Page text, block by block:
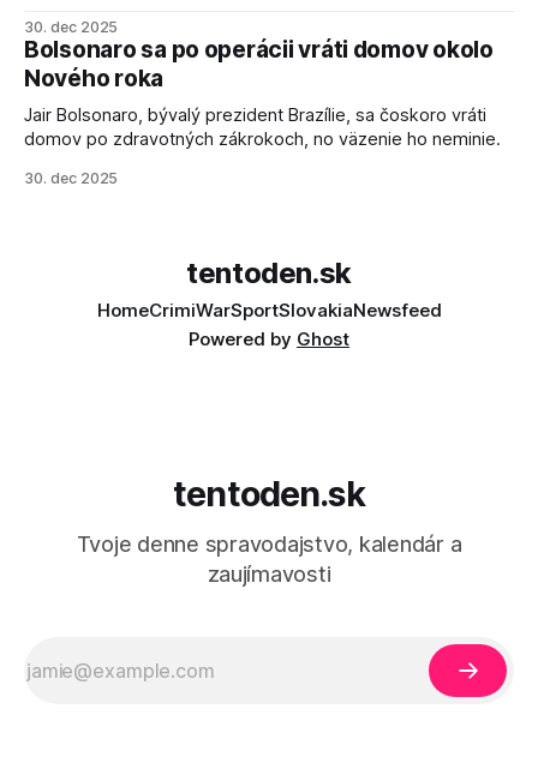
schopnosti. Informovali o tom štátne médiá KĽDR, na ktoré
sa odvoláva agentúra AFP.
30. dec 2025
Bolsonaro sa po operácii vráti domov okolo
Nového roka
Jair Bolsonaro, bývalý prezident Brazílie, sa čoskoro vráti
domov po zdravotných zákrokoch, no väzenie ho neminie.
30. dec 2025
tentoden.sk
HomeCrimiWarSportSlovakiaNewsfeed
Powered by Ghost
tentoden.sk
Tvoje denne spravodajstvo, kalendár a
zaujímavosti